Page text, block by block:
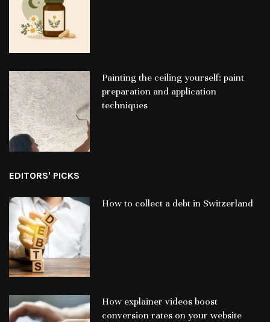
Painting the ceiling yourself: paint
preparation and application
techniques
EDITORS' PICKS
How to collect a debt in Switzerland
How explainer videos boost
conversion rates on your website